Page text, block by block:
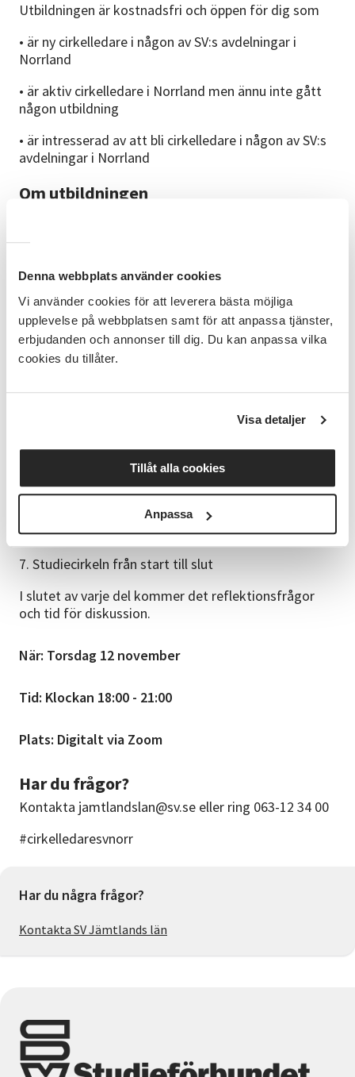
Denna webbplats använder cookies
Vi använder cookies för att leverera bästa möjliga
upplevelse på webbplatsen samt för att anpassa tjänster,
erbjudanden och annonser till dig. Du kan anpassa vilka
cookies du tillåter.
Visa detaljer
Tillåt alla cookies
Anpassa
Utbildningen är kostnadsfri och öppen för dig som
• är ny cirkelledare i någon av SV:s avdelningar i
Norrland
• är aktiv cirkelledare i Norrland men ännu inte gått
någon utbildning
• är intresserad av att bli cirkelledare i någon av SV:s
avdelningar i Norrland
Om utbildningen
din dator eller surfplatta.
Välkommen att anmäla dig till cirkelledarutbildning
Innehåll
4. Pedagogik och lärande
5. Cirkelledaren, gruppen och gruppdynamik
6. Tillgänglighet
7. Studiecirkeln från start till slut
I slutet av varje del kommer det reflektionsfrågor
och tid för diskussion.
När: Torsdag 12 november
Tid: Klockan 18:00 - 21:00
Plats: Digitalt via Zoom
Har du frågor?
Kontakta jamtlandslan@sv.se eller ring 063-12 34 00
#cirkelledaresvnorr
Har du några frågor?
Kontakta SV Jämtlands län